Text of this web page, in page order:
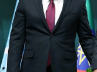
Rüya Tabirleri
Sağlık